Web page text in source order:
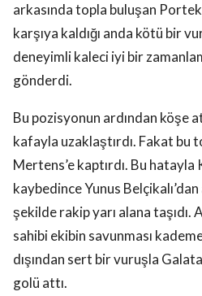
arkasında topla buluşan
karşıya kaldığı anda kötü bir
deneyimli kaleci iyi bir
gönderdi.
Bu pozisyonun ardından köşe
kafayla uzaklaştırdı. Fakat bu
Mertens’e kaptırdı. Bu
kaybedince Yunus Belçikalı’dan
şekilde rakip yarı alana taşıdı.
sahibi ekibin savunması
dışından sert bir vuruşla
golü attı.